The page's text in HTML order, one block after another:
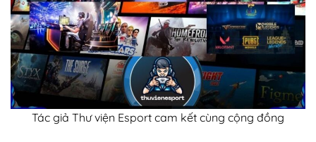
Tác giả Thư viện Esport cam kết cùng cộng đồng